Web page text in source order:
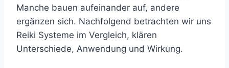
Manche bauen aufeinander auf, andere
ergänzen sich. Nachfolgend betrachten wir uns
Reiki Systeme im Vergleich, klären
Unterschiede, Anwendung und Wirkung.